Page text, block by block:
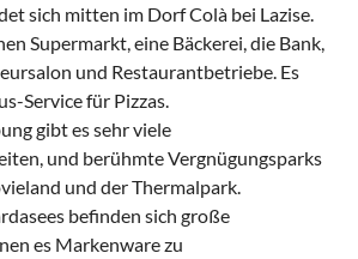
sich mitten im Dorf Colà bei Lazise.
Supermarkt, eine Bäckerei, die Bank,
und Restaurantbetriebe. Es
Service für Pizzas.
gibt es sehr viele
und berühmte Vergnügungsparks
und der Thermalpark.
befinden sich große
es Markenware zu